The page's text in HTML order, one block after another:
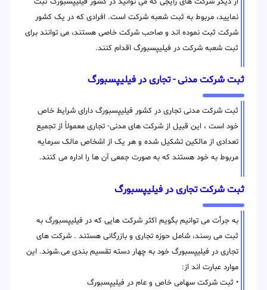
نمایید، مربوط به ثبت شعبه شرکت است. افرادی که در یک کشور
شرکت ثبت نموده اند و صاحب شرکت خاصی هستند، می توانند برای
ثبت شعبه شرکت در فیلیپسبورگ اقدام کنند.
ثبت شرکت مدنی - تجاری در فیلیپسبورگ
ثبت شرکت مدنی تجاری در کشور فیلیپسبورگ دارای شرایط خاص
خود است ، این قبیل از شرکت های مدنی- تجاری معمولاً از تجمیع
تعدادی از مالکین تشکیل شده و هر یک از اشخاص مالک سرمایه
مربوط به خود هستند که به صورت جمعی آن ها را اداره می کنند.
ثبت شرکت تجاری در فیلیپسبورگ
به جرأت می توانیم بگویم اکثر شرکت هایی که در فیلیپسبورگ به
ثبت می رسند، شامل حوزه تجاری و بازرگانی هستند . شرکت های
تجاری در فیلیپسبورگ خود به چهار دسته تقسیم بندی می.شوند. این
موارد عبارت اند از:
• ثبت شرکت سهامی خاص و عام در فیلیپسبورگ